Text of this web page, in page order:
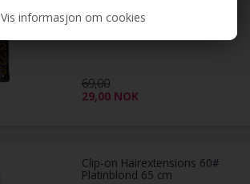
Vis informasjon om cookiesEZ Combs elastisk hårkam,
69,00
29,00 NOK
Clip-on Hairextensions 60#
Platinblond 65 cm